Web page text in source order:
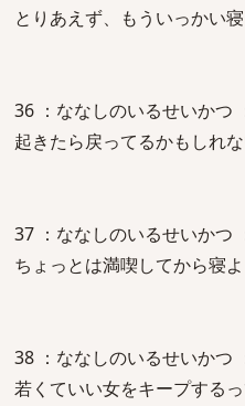
とりあえず、もういっかい
36 ：ななしのいるせいかつ
起きたら戻ってるかもしれ
37 ：ななしのいるせいかつ
ちょっとは満喫してから寝
38 ：ななしのいるせいかつ
若くていい女をキープする